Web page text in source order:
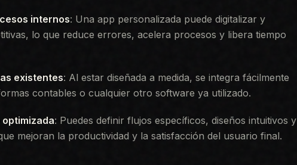
internos: Una app personalizada puede digitalizar y
lo que reduce errores, acelera procesos y libera tiempo
existentes: Al estar diseñada a medida, se integra fácilmente
contables o cualquier otro software ya utilizado.
: Puedes definir flujos específicos, diseños intuitivos y
mejoran la productividad y la satisfacción del usuario final.